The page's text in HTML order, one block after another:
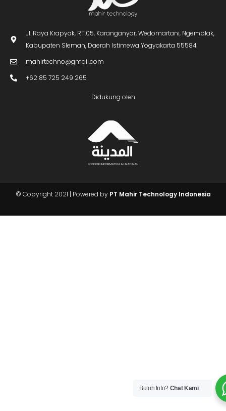
Jl. Raya Krapyak, RT.05, Karanganyar, Wedomartani, Ngemplak,
Kabupaten Sleman, Daerah Istimewa Yogyakarta 55584
mahirtechno@gmail.com
+62 85 725 249 265
Didukung oleh
© Copyright 2021 | Powered by PT Mahir Technology Indonesia